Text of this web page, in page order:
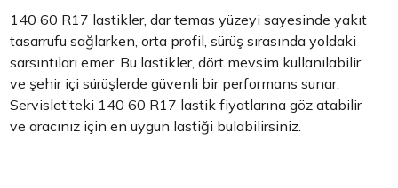
140 60 R17 lastikler, dar temas yüzeyi sayesinde yakıt
tasarrufu sağlarken, orta profil, sürüş sırasında yoldaki
sarsıntıları emer. Bu lastikler, dört mevsim kullanılabilir
ve şehir içi sürüşlerde güvenli bir performans sunar.
Servislet’teki 140 60 R17 lastik fiyatlarına göz atabilir
ve aracınız için en uygun lastiği bulabilirsiniz.